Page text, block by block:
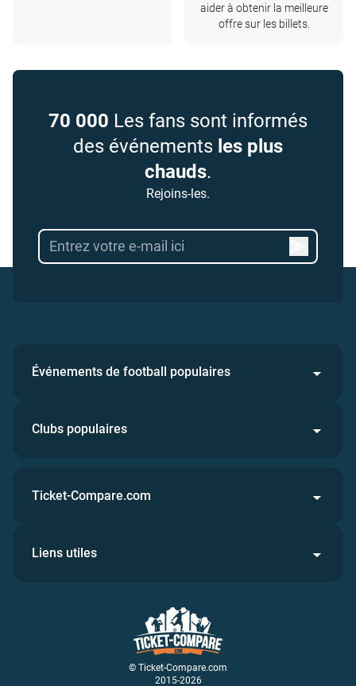
aider à obtenir la meilleure
offre sur les billets.
70 000 Les fans sont informés
des événements les plus
chauds.
Rejoins-les.
Événements de football populaires
Clubs populaires
© Ticket-Compare.com
2015-2026
Ticket-Compare.com
Liens utiles